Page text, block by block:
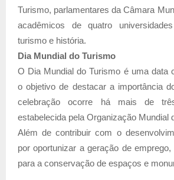
Turismo, parlamentares da Câmara
acadêmicos de quatro
turismo e história.
Dia Mundial do Turismo
O Dia Mundial do Turismo é uma data
o objetivo de destacar a importância
celebração ocorre há mais de
estabelecida pela Organização Mundial
Além de contribuir com o
por oportunizar a geração de
para a conservação de espaços e